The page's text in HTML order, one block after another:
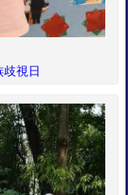
視日